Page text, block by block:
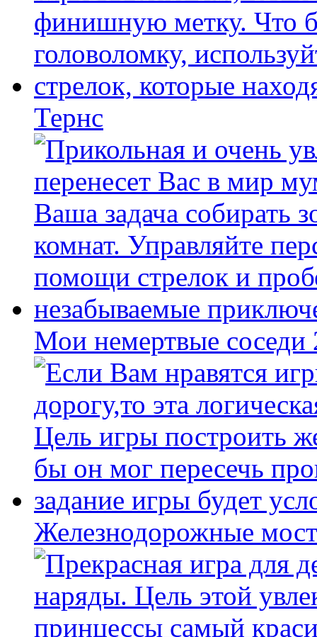
Тернс
Мои немертвые
Железнодорожные